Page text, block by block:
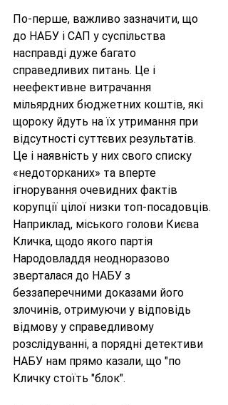
По-перше, важливо зазначити, що
до НАБУ і САП у суспільства
насправді дуже багато
справедливих питань. Це і
неефективне витрачання
мільярдних бюджетних коштів, які
щороку йдуть на їх утримання при
відсутності суттєвих результатів.
Це і наявність у них свого списку
«недоторканих» та вперте
ігнорування очевидних фактів
корупції цілої низки топ-посадовців.
Наприклад, міського голови Києва
Кличка, щодо якого партія
Народовладдя неодноразово
зверталася до НАБУ з
беззаперечними доказами його
злочинів, отримуючи у відповідь
відмову у справедливому
розслідуванні, а порядні детективи
НАБУ нам прямо казали, що "по
Кличку стоїть "блок".